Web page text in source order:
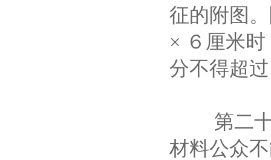
征的附图
× ６厘米
分不得超
第二十
材料公众